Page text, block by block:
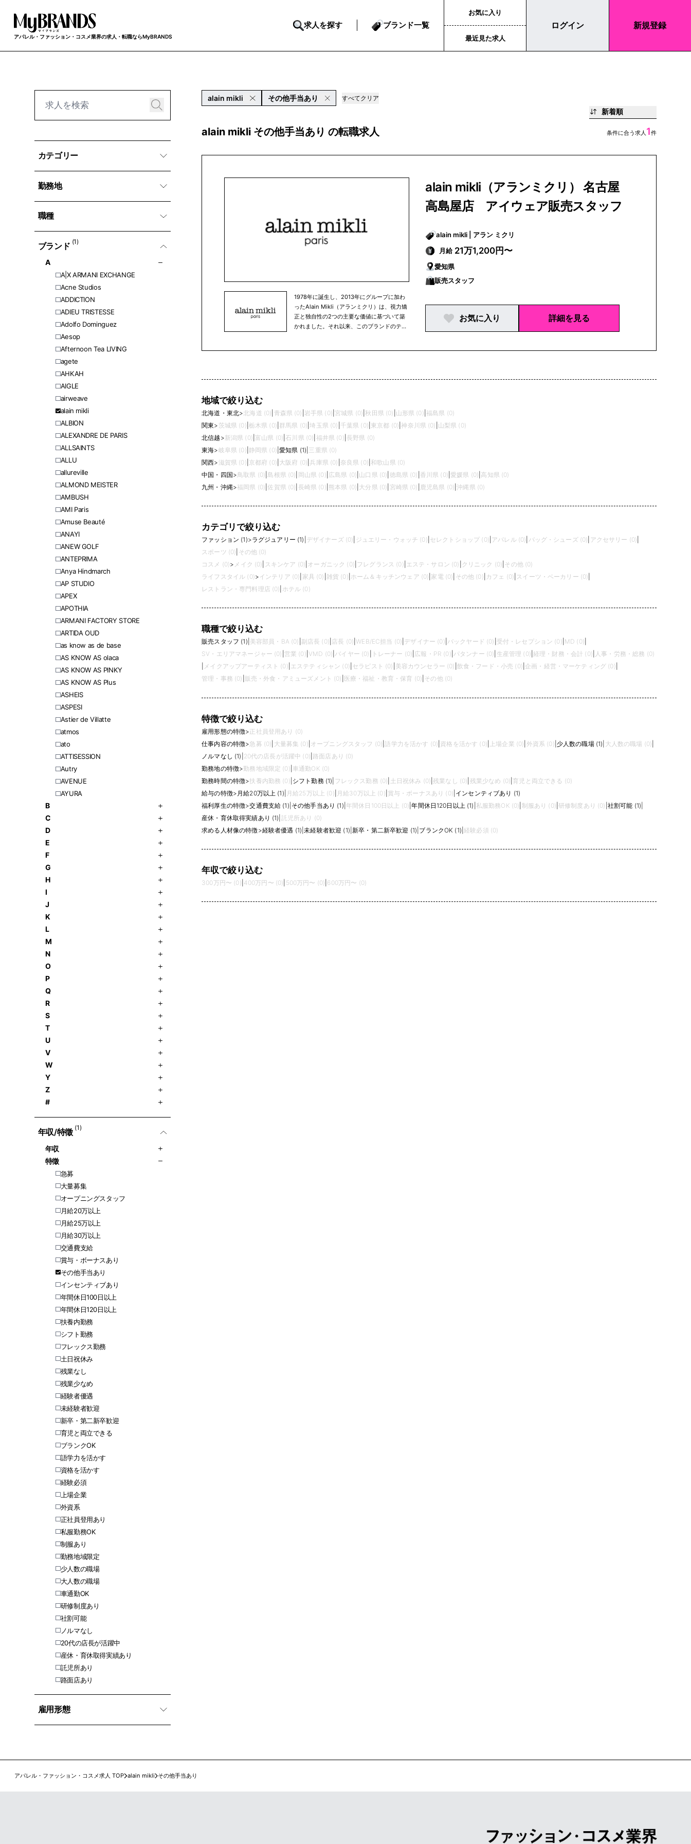
アパレル・ファッション・コスメ業界の求人・転職ならMyBRANDS
求人を探す ブランド一覧
お気に入り
最近見た求人
ログイン 新規登録
カテゴリー
勤務地
職種
ブランド (1)
A
A|X ARMANI EXCHANGE
Acne Studios
ADDICTION
ADIEU TRISTESSE
Adolfo Dominguez
Aesop
Afternoon Tea LIVING
agete
AHKAH
AIGLE
airweave
alain mikli
ALBION
ALEXANDRE DE PARIS
ALLSAINTS
ALLU
allureville
ALMOND MEISTER
AMBUSH
AMI Paris
Amuse Beauté
ANAYI
ANEW GOLF
ANTEPRIMA
Anya Hindmarch
AP STUDIO
APEX
APOTHIA
ARMANI FACTORY STORE
ARTIDA OUD
as know as de base
AS KNOW AS olaca
AS KNOW AS PINKY
AS KNOW AS Plus
ASHEIS
ASPESI
Astier de Villatte
atmos
ato
ATTISESSION
Autry
AVENUE
AYURA
B
C
D
E
F
G
H
I
J
K
L
M
N
O
P
Q
R
S
T
U
V
W
Y
Z
#
年収/特徵 (1)
年収
特徵
急募
大量募集
オープニングスタッフ
月給20万以上
月給25万以上
月給30万以上
交通費支給
賞与・ボーナスあり
その他手当あり
インセンティブあり
年間休日100日以上
年間休日120日以上
扶養内勤務
シフト勤務
フレックス勤務
土日祝休み
残業なし
残業少なめ
経験者優遇
未経験者歓迎
新卒・第二新卒歓迎
育児と両立できる
ブランクOK
語学力を活かす
資格を活かす
経験必須
上場企業
外資系
正社員登用あり
私服勤務OK
制服あり
勤務地域限定
少人数の職場
大人数の職場
車通勤OK
研修制度あり
社割可能
ノルマなし
20代の店長が活躍中
産休・育休取得実績あり
託児所あり
路面店あり
雇用形態
alain mikli その他手当あり すべてクリア
新着順
alain mikli その他手当あり の転職求人 条件に合う求人 1件
1978年に誕生し、2013年にグループに加わ
ったAlain Mikli（アランミクリ）は、視力矯
正と独自性の2つの主要な価値に基づいて築
かれました。それ以来、このブランドのテー
alain mikli（アランミクリ） 名古屋
高島屋店 アイウェア販売スタッフ
alain mikli | アラン ミクリ
月給 21万1,200円〜
愛知県
販売スタッフ
お気に入り 詳細を見る
地域で絞り込む
北海道・東北> 北海道 (0) 青森県 (0) 岩手県 (0) |宮城県 (0) |秋田県 (0) 山形県 (0) 福島県 (0)
関東> 茨城県 (0) 栃木県 (0) 群馬県 (0) |埼玉県 (0) 千葉県 (0) 東京都 (0) |神奈川県 (0) 山梨県 (0)
北信越 >新潟県 (0) |富山県 (0) 石川県 (0) 福井県 (0) 長野県 (0)
東海>岐阜県 (0) 静岡県 (0) |愛知県 (1) 三重県 (0)
関西>滋賀県 (0) 京都府 (0) 大阪府 (0) |兵庫県 (0) 奈良県 (0) |和歌山県 (0)
中国・四国>鳥取県 (0) |島根県 (0) 岡山県 (0) 広島県 (0) 山口県 (0) 徳島県 (0) 香川県 (0) |愛媛県 (0) 高知県 (0)
九州・沖縄>福岡県 (0) |佐賀県 (0) 長崎県 (0) 熊本県 (0) 大分県 (0) 宮崎県 (0) 鹿児島県 (0) |沖縄県 (0)
カテゴリで絞り込む
ファッション (1)>ラグジュアリー (1) デザイナーズ (0) ジュエリー・ウォッチ (0) セレクトショップ (0) アパレル (0) バッグ・シューズ (0) アクセサリー (0)
スポーツ (0) その他 (0)
コスメ (0)> メイク (0) スキンケア (0) オーガニック (0) フレグランス (0) エステ・サロン (0) クリニック (0) その他 (0)
ライフスタイル (0)> インテリア (0) 家具 (0) 雑貨 (0) ホーム＆キッチンウェア (0) 家電 (0) その他 (0) カフェ (0) スイーツ・ベーカリー (0)
レストラン・専門料理店 (0) ホテル (0)
職種で絞り込む
販売スタッフ (1) 美容部員・BA (0) 副店長 (0) 店長 (0) WEB/EC担当 (0) デザイナー (0) バックヤード (0) 受付・レセプション (0) MD (0)
SV・エリアマネージャー (0) 営業 (0) VMD (0) |バイヤー (0) トレーナー (0) 広報・PR (0) パタンナー (0) 生産管理 (0) |経理・財務・会計 (0) 人事・労務・総務 (0)
メイクアップアーティスト (0) エステティシャン (0) セラピスト (0) 美容カウンセラー (0) 飲食・フード・小売 (0) 企画・経営・マーケティング (0)
管理・事務 (0) 販売・外食・アミューズメント (0) 医療・福祉・教育・保育 (0) その他 (0)
特徴で絞り込む
雇用形態の特徴>正社員登用あり (0)
仕事内容の特徴>急募 (0) 大量募集 (0) オープニングスタッフ (0) |語学力を活かす (0) 資格を活かす (0) 上場企業 (0) 外資系 (0) 少人数の職場 (1) 大人数の職場 (0)
ノルマなし (1) 20代の店長が活躍中 (0) 路面店あり (0)
勤務地の特徴>勤務地域限定 (0) 車通勤OK (0)
勤務時間の特徴>扶養内勤務 (0) シフト勤務 (1) フレックス勤務 (0) 土日祝休み (0) |残業なし (0) 残業少なめ (0) 育児と両立できる (0)
給与の特徴> 月給20万以上 (1) 月給25万以上 (0) 月給30万以上 (0) 賞与・ボーナスあり (0) インセンティブあり (1)
福利厚生の特徴>交通費支給 (1) その他手当あり (1) 年間休日100日以上 (0) |年間休日120日以上 (1) 私服勤務OK (0) 制服あり (0) 研修制度あり (0) 社割可能 (1)
産休・育休取得実績あり (1) 託児所あり (0)
求める人材像の特徴>経験者優遇 (1) |未経験者歓迎 (1) |新卒・第二新卒歓迎 (1) ブランクOK (1) |経験必須 (0)
年収で絞り込む
300万円〜 (0) 400万円〜 (0) 500万円〜 (0) 600万円〜 (0)
アパレル・ファッション・コスメ求人 TOP alain mikli その他手当あり